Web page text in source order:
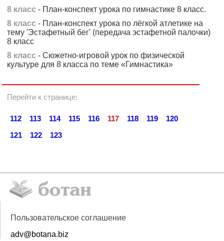
8 класс - План-конспект урока по гимнастике 8 класс.
8 класс - План-конспект урока по лёгкой атлетике на
тему 'Эстафетный бег' (передача эстафетной палочки)
8 класс
8 класс - Сюжетно-игровой урок по физической
культуре для 8 класса по теме «Гимнастика»
Перейти к странице:
112 113 114 115 116 117 118 119
120
121
122 123
Пользовательское соглашение
adv@botana.biz